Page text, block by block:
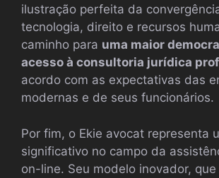
ilustração perfeita da
tecnologia, direito e recursos
caminho para uma maior
acesso à consultoria jurídica
acordo com as expectativas das
modernas e de seus funcionários.
Por fim, o Ekie avocat representa
significativo no campo da
on-line. Seu modelo inovador,